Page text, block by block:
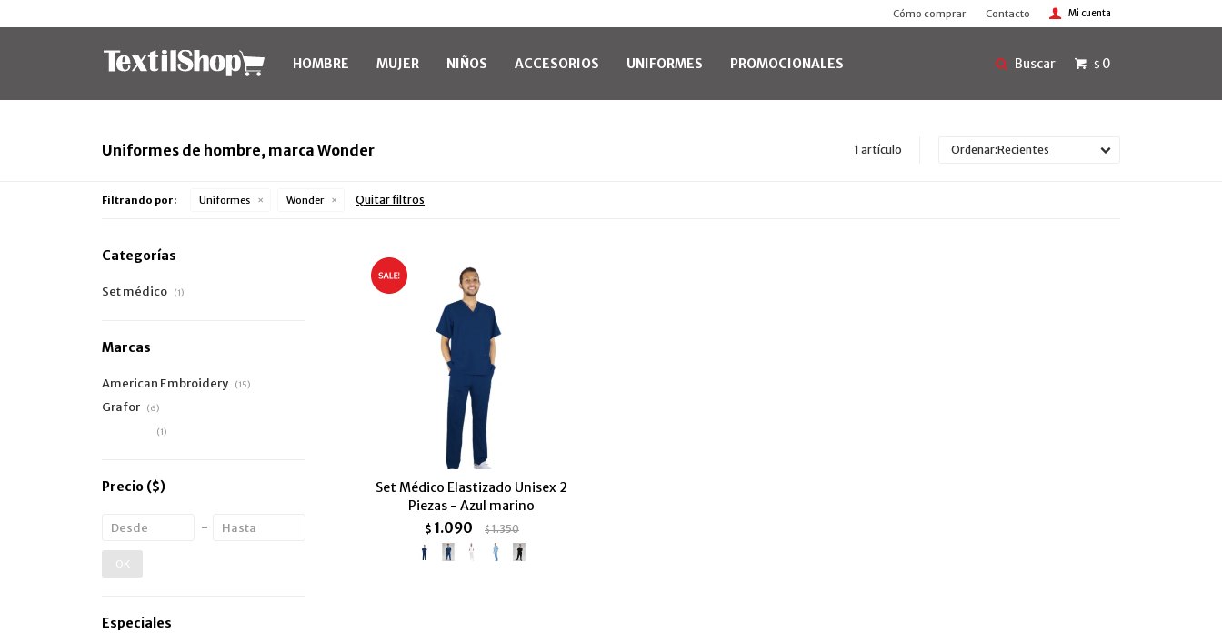
HOMBRE MUJER NIÑOS ACCESORIOS UNIFORMES PROMOCIONALES $ 0
Cómo comprar Contacto
Uniformes de hombre, marca Wonder 1 artículo Recientes
Filtrando por: Uniformes Wonder Quitar filtros
Set Médico Elastizado Unisex 2
Piezas - Azul marino
$ 1.090 $1.350
Categorías
Set médico (1)
Marcas
American Embroidery (15)
Grafor (6)
(1)
Precio ($)
OK
Especiales